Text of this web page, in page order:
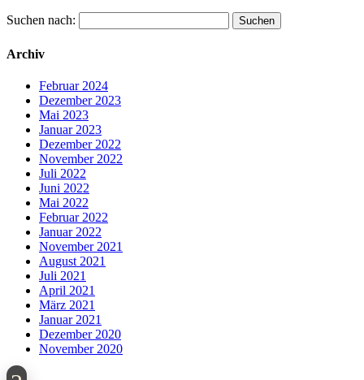
Suchen nach:
Archiv
Februar 2024
Dezember 2023
Mai 2023
Januar 2023
Dezember 2022
November 2022
Juli 2022
Juni 2022
Mai 2022
Februar 2022
Januar 2022
November 2021
August 2021
Juli 2021
April 2021
März 2021
Januar 2021
Dezember 2020
November 2020